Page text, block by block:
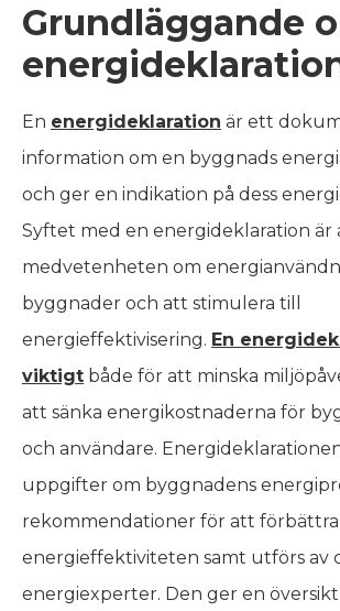
Grundläggande
En energideklaration är ett
information om en byggnads
och ger en indikation på dess
Syftet med en energideklaration är
medvetenheten om
byggnader och att stimulera till
energieffektivisering. En
viktigt både för att minska
att sänka energikostnaderna för
och användare.
uppgifter om byggnadens
rekommendationer för att förbättra
energieffektiviteten samt utförs av
energiexperter. Den ger en